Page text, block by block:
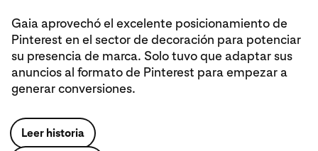
Gaia aprovechó el excelente posicionamiento de
Pinterest en el sector de decoración para potenciar
su presencia de marca. Solo tuvo que adaptar sus
anuncios al formato de Pinterest para empezar a
generar conversiones.
Leer historia